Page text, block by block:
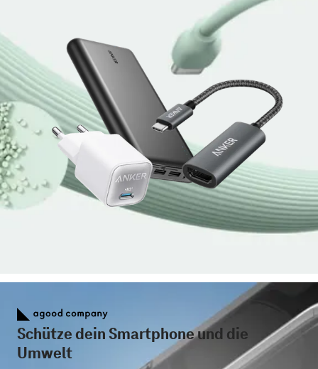
Schütze dein Smartphone und die
Umwelt